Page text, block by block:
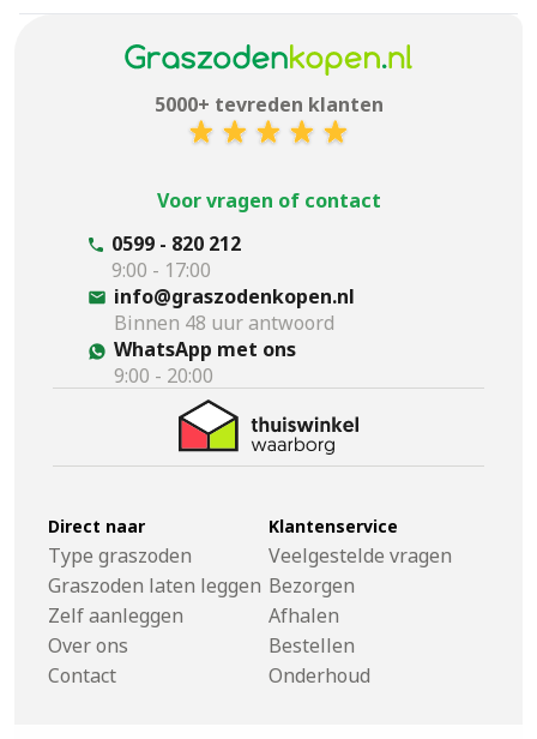
5000+ tevreden klanten
Voor vragen of contact
0599 - 820 212
9:00 - 17:00
info@graszodenkopen.nl
Binnen 48 uur antwoord
WhatsApp met ons
9:00 - 20:00
Direct naar
Type graszoden
Graszoden laten leggen
Zelf aanleggen
Over ons
Contact
Klantenservice
Veelgestelde vragen
Bezorgen
Afhalen
Bestellen
Onderhoud